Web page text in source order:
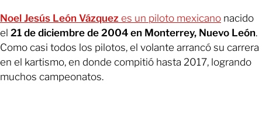
Noel Jesús León Vázquez es un piloto mexicano nacido
el 21 de diciembre de 2004 en Monterrey, Nuevo León.
Como casi todos los pilotos, el volante arrancó su carrera
en el kartismo, en donde compitió hasta 2017, logrando
muchos campeonatos.